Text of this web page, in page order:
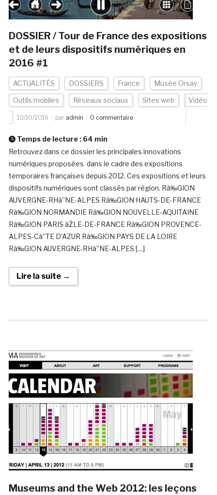
DOSSIER / Tour de France des expositions
et de leurs dispositifs numériques en
2016 #1
ACTUALITÉS DOSSIERS France Musée Orsay
Outils mobiles Réseaux sociaux Sites web Vidéo
10/10/2016 par admin 0 commentaire
Temps de lecture : 64 min
Retrouvez dans ce dossier les principales innovations
numériques proposées dans le cadre des expositions
temporaires françaises depuis 2012. Ces expositions et leurs
dispositifs numériques sont classés par région. Rà‰GION
AUVERGNE-RHà”NE-ALPES Rà‰GION HAUTS-DE-FRANCE
Rà‰GION NORMANDIE Rà‰GION NOUVELLE-AQUITAINE
Rà‰GION PARIS àŽLE-DE-FRANCE Rà‰GION PROVENCE-
ALPES-Cà”TE D’AZUR Rà‰GION PAYS DE LA LOIRE
Rà‰GION AUVERGNE-RHà”NE-ALPES […]
Lire la suite →
Museums and the Web 2012: les leçons